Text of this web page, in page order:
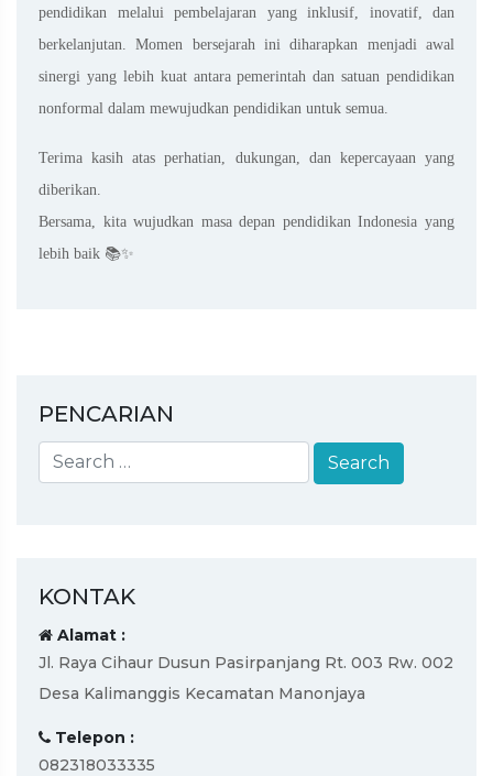
pendidikan melalui pembelajaran yang inklusif, inovatif, dan
berkelanjutan. Momen bersejarah ini diharapkan menjadi awal
sinergi yang lebih kuat antara pemerintah dan satuan pendidikan
nonformal dalam mewujudkan pendidikan untuk semua.
Terima kasih atas perhatian, dukungan, dan kepercayaan yang
diberikan.
Bersama, kita wujudkan masa depan pendidikan Indonesia yang
lebih baik 📚✨
PENCARIAN
KONTAK
Alamat :
Jl. Raya Cihaur Dusun Pasirpanjang Rt. 003 Rw. 002
Desa Kalimanggis Kecamatan Manonjaya
Telepon :
082318033335